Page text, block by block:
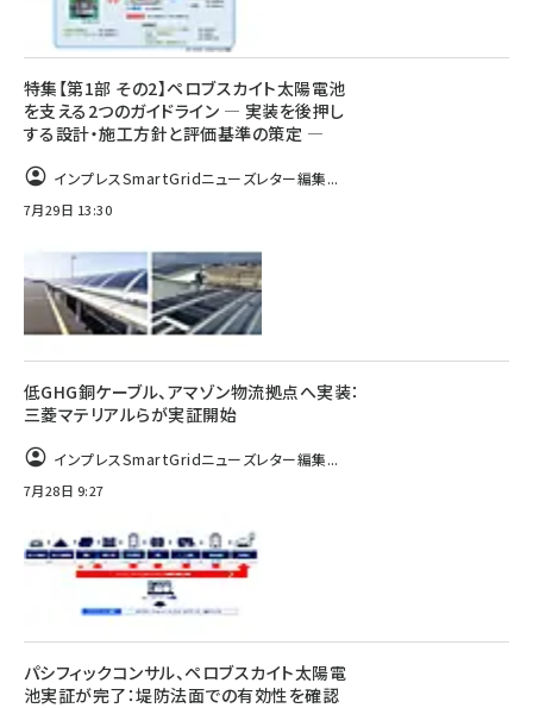
特集【第1部 その2】ペロブスカイト太陽電池
を支える2つのガイドライン ― 実装を後押し
する設計・施工方針と評価基準の策定 ―
インプレスSmartGridニューズレター編集...
7月29日 13:30
低GHG銅ケーブル、アマゾン物流拠点へ実装：
三菱マテリアルらが実証開始
インプレスSmartGridニューズレター編集...
7月28日 9:27
パシフィックコンサル、ペロブスカイト太陽電
池実証が完了：堤防法面での有効性を確認